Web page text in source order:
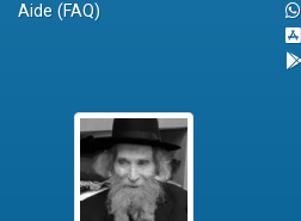
Aide (FAQ)